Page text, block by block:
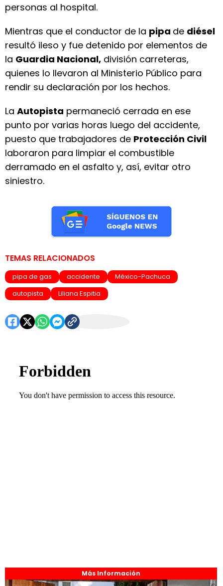
Más Información
personas al hospital.
Mientras que el conductor de la pipa de diésel
resultó ileso y fue detenido por elementos de
la Guardia Nacional, división carreteras,
quienes lo llevaron al Ministerio Público para
rendir su declaración por los hechos.
La Autopista permaneció cerrada en ese
punto por varias horas luego del accidente,
puesto que trabajadores de Protección Civil
laboraron para limpiar el combustible
derramado en el asfalto y, así, evitar otro
siniestro.
TEMAS RELACIONADOS
pipa de gas accidente
México-Pachuca
autopista
Liliana Espitia